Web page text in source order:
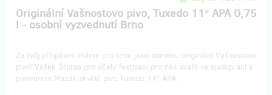
Originální Vašnostovo pivo, Tuxedo 11° APA 0,75
l - osobní vyzvednutí Brno
Za tvůj příspěvek máme pro tebe jako odměnu originální Vašnostovo
pivo! Vašek Štursa pro účely festivalu pro nás uvařil ve spolupráci s
pivovarem Mazák skvělé pivo Tuxedo 11° APA.